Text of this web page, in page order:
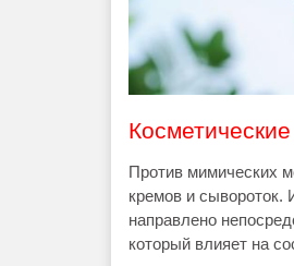
Против мимических
кремов и сывороток.
направлено
который влияет на